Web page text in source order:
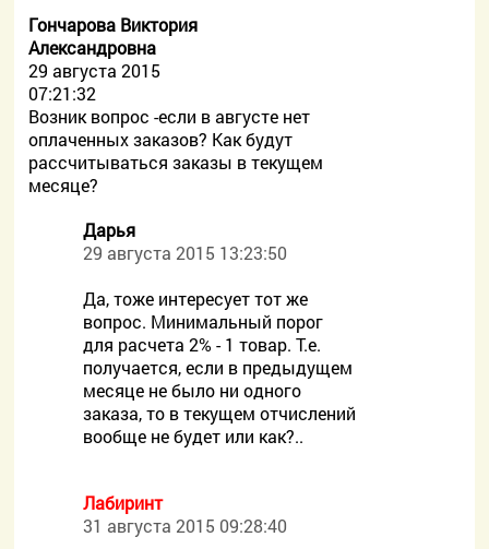
Гончарова Виктория
Александровна
29 августа 2015
07:21:32
Возник вопрос -если в августе нет
оплаченных заказов? Как будут
рассчитываться заказы в текущем
месяце?
Дарья
29 августа 2015 13:23:50
Да, тоже интересует тот же
вопрос. Минимальный порог
для расчета 2% - 1 товар. Т.е.
получается, если в предыдущем
месяце не было ни одного
заказа, то в текущем отчислений
вообще не будет или как?..
Лабиринт
31 августа 2015 09:28:40